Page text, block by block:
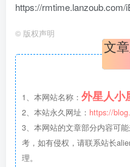
影视
、
OK接口
接口
月
2
小苹果影视
v1.0.9电视盒
载，继续免费
白嫖直播和点
播！
3年前 2
https://rmtime.lanzoub.com/
© 版权声明
文
1、本网站名称： 外星人小
2、本站永久网址： https://
3、本网站的文章部分内容可
考，如有侵权，请联系站长
理。